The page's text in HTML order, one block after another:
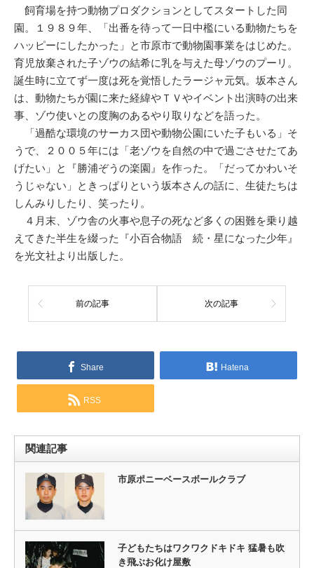
飼育場を持つ動物プロダクションとしてスタートした同
園。１９８９年、「出番を待って一日中檻にいる動物たちを
ハッピーにしたかった」と市原市で動物園事業をはじめた。
育児放棄された子ゾウの結希に乳を与えた母ゾウのプーリ。
誕生時に立てず一度は死を覚悟したラージャ元気。坂本さん
は、動物たちが園に来た経緯やＴＶやイベント出演時の出来
事、ゾウ使いとの度胸のあるやり取りなどを語った。
「過酷な環境のサーカス団や動物公園にいた子もいる」そ
うで、２００５年には「老ゾウを自然の中で過ごさせたてあ
げたい」と『勝浦ぞうの楽園』を作った。「だってかわいそ
うじゃない」ときっぱりという坂本さんの話に、生徒たちは
しんみりしたり、笑ったり。
４月末、ゾウ舎の火事や息子の死など多くの困難を乗り越
えてきた半生を綴った『小百合物語 続・星になった少年』
を光文社より出版した。
前の記事 次の記事
Share Hatena
RSS
関連記事
市原ポニーベースボールクラブ
子どもたちはワクワクドキドキ 猛暑も吹
き飛ぶお化け屋敷